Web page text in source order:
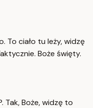
To ciało tu leży, widzę
Boże święty.
Tak, Boże, widzę to